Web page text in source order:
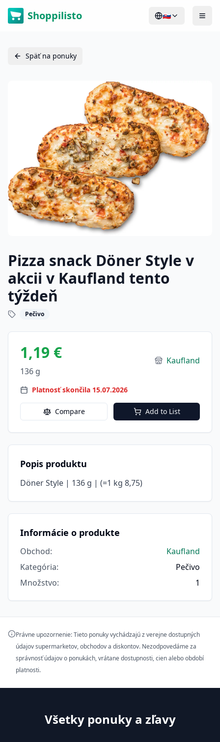
Shoppilisto 🇸🇰
Späť na ponuky
Pizza snack Döner Style v
akcii v Kaufland tento
týždeň
Pečivo
1,19 €
136 g
Kaufland
Platnosť skončila 15.07.2026
Compare Add to List
Popis produktu
Döner Style | 136 g | (=1 kg 8,75)
Informácie o produkte
Obchod:
Kaufland
Kategória:
Pečivo
Množstvo: 1
Právne upozornenie: Tieto ponuky vychádzajú z verejne dostupných
údajov supermarketov, obchodov a diskontov. Nezodpovedáme za
správnosť údajov o ponukách, vrátane dostupnosti, cien alebo období
platnosti.
Všetky ponuky a zľavy